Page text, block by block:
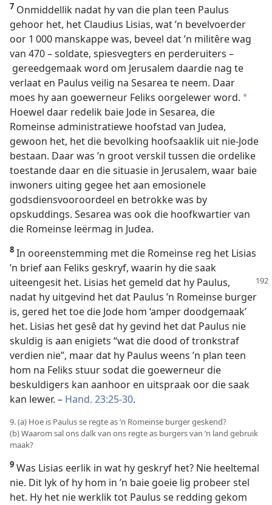
7 Onmiddellik nadat hy van die plan teen Paulus
gehoor het, het Claudius Lisias, wat ’n bevelvoerder
oor 1 000 manskappe was, beveel dat ’n militêre wag
van 470 – soldate, spiesvegters en perderuiters –
gereedgemaak word om Jerusalem daardie nag te
verlaat en Paulus veilig na Sesarea te neem. Daar
moes hy aan goewerneur Feliks oorgelewer word. a
Hoewel daar redelik baie Jode in Sesarea, die
Romeinse administratiewe hoofstad van Judea,
gewoon het, het die bevolking hoofsaaklik uit nie-Jode
bestaan. Daar was ’n groot verskil tussen die ordelike
toestande daar en die situasie in Jerusalem, waar baie
inwoners uiting gegee het aan emosionele
godsdiensvooroordeel en betrokke was by
opskuddings. Sesarea was ook die hoofkwartier van
die Romeinse leërmag in Judea.
8 In ooreenstemming met die Romeinse reg het Lisias
’n brief aan Feliks geskryf, waarin hy die saak
uiteengesit het. Lisias het gemeld dat hy Paulus,
nadat hy uitgevind het dat Paulus ’n Romeinse burger
is, gered het toe die Jode hom ‘amper doodgemaak’
het. Lisias het gesê dat hy gevind het dat Paulus nie
skuldig is aan enigiets “wat die dood of tronkstraf
verdien nie”, maar dat hy Paulus weens ’n plan teen
hom na Feliks stuur sodat die goewerneur die
beskuldigers kan aanhoor en uitspraak oor die saak
kan lewer. – Hand. 23:25-30.
9. (a) Hoe is Paulus se regte as ’n Romeinse burger geskend?
(b) Waarom sal ons dalk van ons regte as burgers van ’n land gebruik
maak?
9 Was Lisias eerlik in wat hy geskryf het? Nie heeltemal
nie. Dit lyk of hy hom in ’n baie goeie lig probeer stel
het. Hy het nie werklik tot Paulus se redding gekom